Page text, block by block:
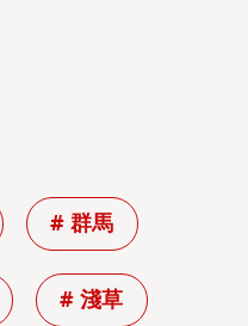
# 群馬
# 淺草